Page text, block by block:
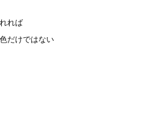
れば
けではない